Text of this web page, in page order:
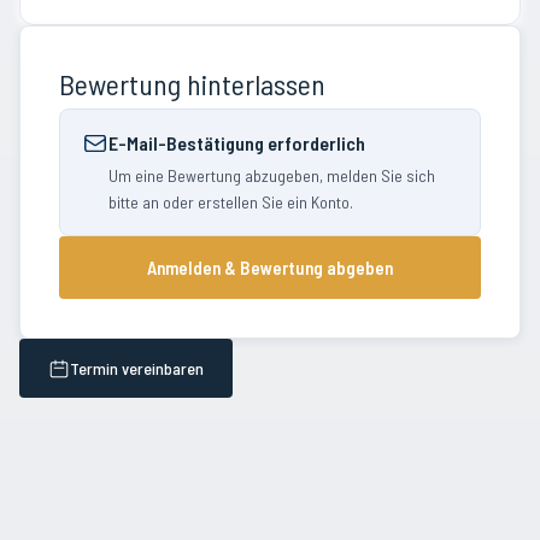
Bewertung hinterlassen
E-Mail-Bestätigung erforderlich
Um eine Bewertung abzugeben, melden Sie sich
bitte an oder erstellen Sie ein Konto.
Anmelden & Bewertung abgeben
Termin vereinbaren